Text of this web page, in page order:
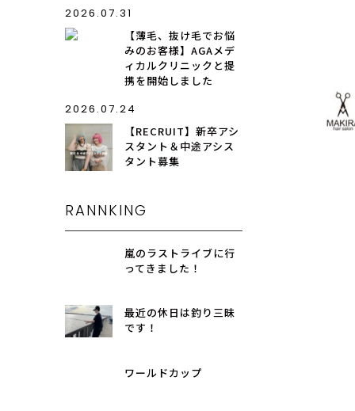
2026.07.31
【薄毛、抜け毛でお悩
みのお客様】AGAメデ
ィカルクリニックと提
携を開始しました
2026.07.24
【RECRUIT】新卒アシ
スタント＆中途アシス
タント募集
RANNKING
嵐のラストライブに行
ってきました！
最近の休日は釣り三昧
です！
ワールドカップ